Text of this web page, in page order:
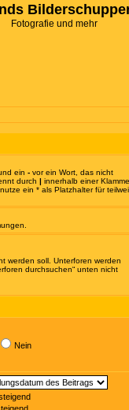
Fotografie und mehr
ein - vor ein Wort, das nicht
durch | innerhalb einer
ein * als Platzhalter für
werden soll. Unterforen werden
durchsuchen“ unten nicht
Nein